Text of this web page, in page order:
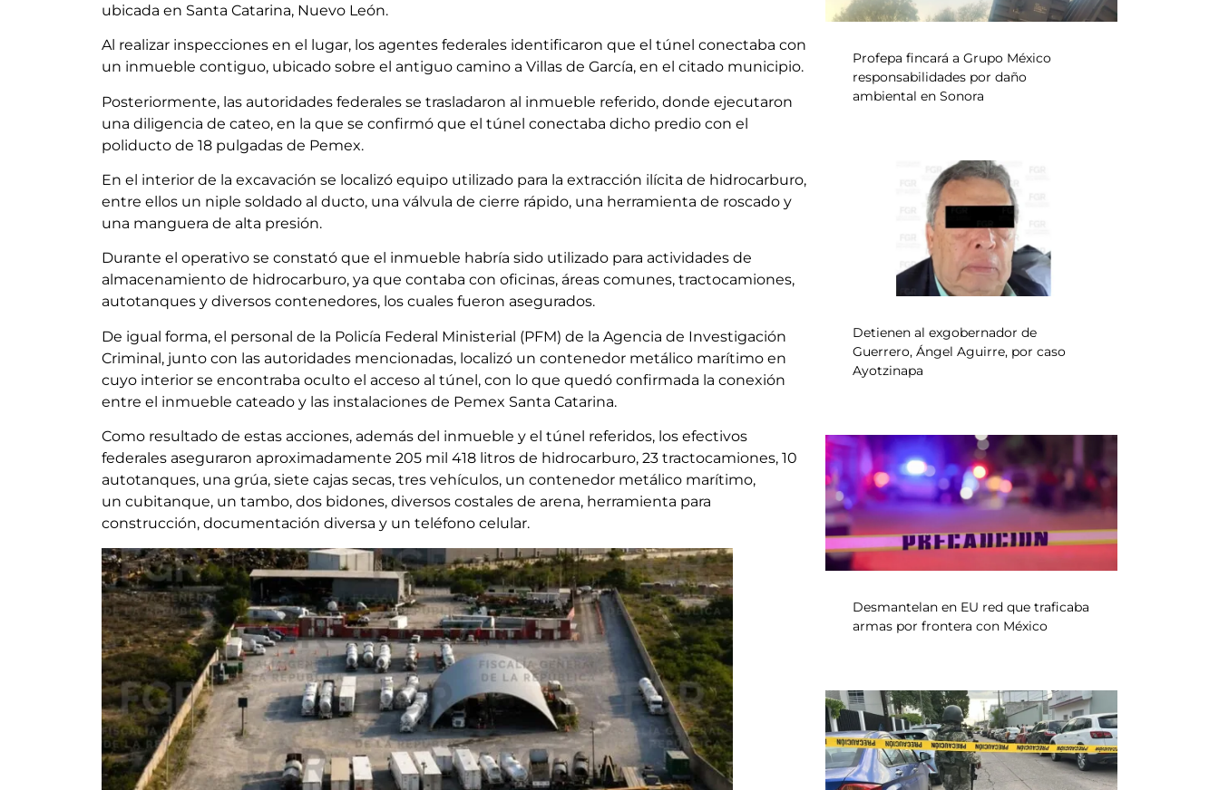
ubicada en Santa Catarina, Nuevo León.
Al realizar inspecciones en el lugar, los agentes federales identificaron que el túnel conectaba con
un inmueble contiguo, ubicado sobre el antiguo camino a Villas de García, en el citado municipio.
Posteriormente, las autoridades federales se trasladaron al inmueble referido, donde ejecutaron
una diligencia de cateo, en la que se confirmó que el túnel conectaba dicho predio con el
poliducto de 18 pulgadas de Pemex.
En el interior de la excavación se localizó equipo utilizado para la extracción ilícita de hidrocarburo,
entre ellos un niple soldado al ducto, una válvula de cierre rápido, una herramienta de roscado y
una manguera de alta presión.
Durante el operativo se constató que el inmueble habría sido utilizado para actividades de
almacenamiento de hidrocarburo, ya que contaba con oficinas, áreas comunes, tractocamiones,
autotanques y diversos contenedores, los cuales fueron asegurados.
De igual forma, el personal de la Policía Federal Ministerial (PFM) de la Agencia de Investigación
Criminal, junto con las autoridades mencionadas, localizó un contenedor metálico marítimo en
cuyo interior se encontraba oculto el acceso al túnel, con lo que quedó confirmada la conexión
entre el inmueble cateado y las instalaciones de Pemex Santa Catarina.
Como resultado de estas acciones, además del inmueble y el túnel referidos, los efectivos
federales aseguraron aproximadamente 205 mil 418 litros de hidrocarburo, 23 tractocamiones, 10
autotanques, una grúa, siete cajas secas, tres vehículos, un contenedor metálico marítimo,
un cubitanque, un tambo, dos bidones, diversos costales de arena, herramienta para
construcción, documentación diversa y un teléfono celular.
Profepa fincará a Grupo México
responsabilidades por daño
ambiental en Sonora
Detienen al exgobernador de
Guerrero, Ángel Aguirre, por caso
Ayotzinapa
Desmantelan en EU red que traficaba
armas por frontera con México